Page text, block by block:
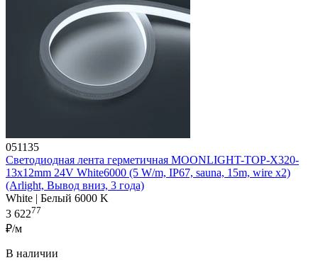
051135
Светодиодная лента герметичная MOONLIGHT-TOP-X320-
13x12mm 24V White6000 (5 W/m, IP67, sauna, 15m, wire x2)
(Arlight, Вывод вниз, 3 года)
White | Белый 6000 K
3 62277
₽/м
В наличии